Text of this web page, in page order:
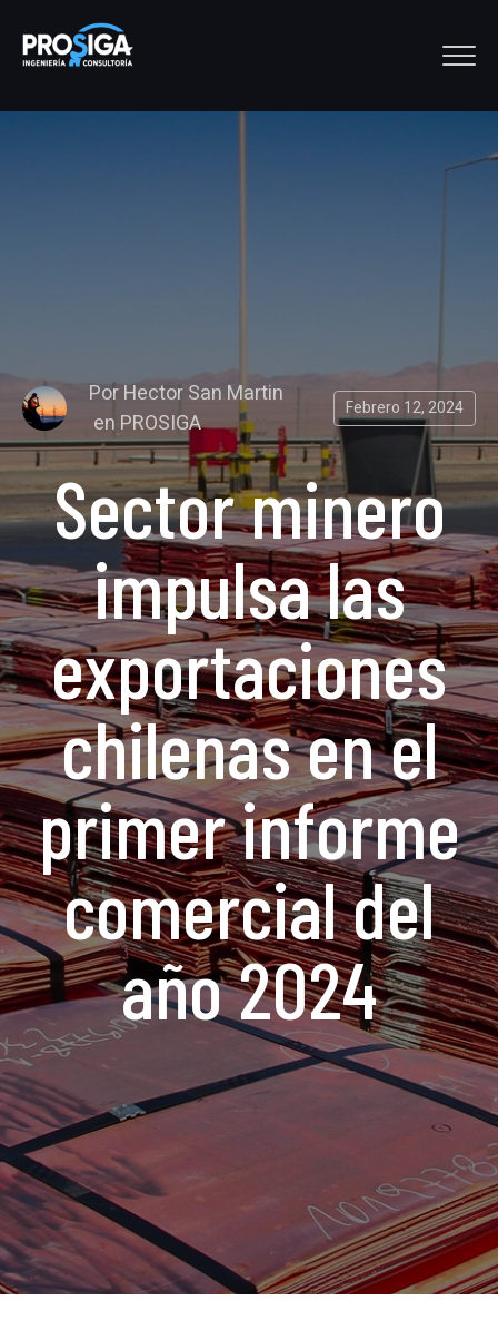
PorHector San Martin
en PROSIGA
Febrero 12, 2024
Sector minero
impulsa las
exportaciones
chilenas en el
primer informe
comercial del
año 2024